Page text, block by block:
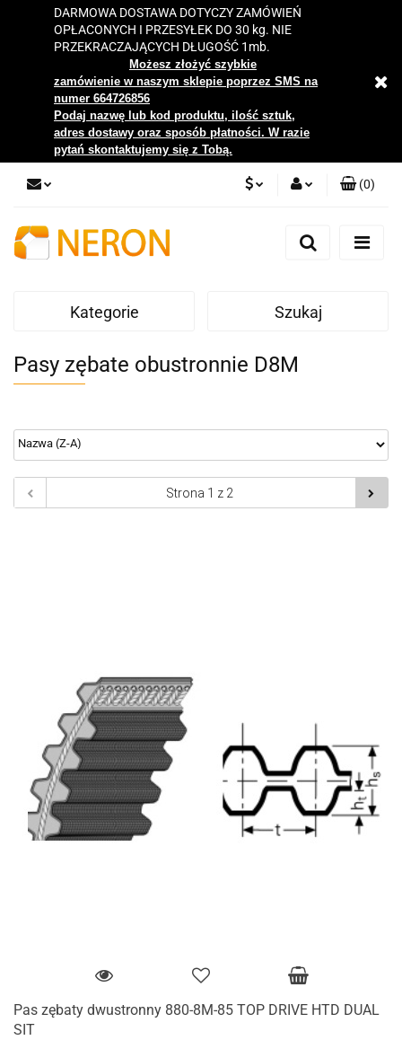
DARMOWA DOSTAWA DOTYCZY ZAMÓWIEŃ
OPŁACONYCH I PRZESYŁEK DO 30 kg. NIE
PRZEKRACZAJĄCYCH DŁUGOŚĆ 1mb.
Możesz złożyć szybkie
zamówienie w naszym sklepie poprzez SMS na
numer 664726856
Podaj nazwę lub kod produktu, ilość sztuk,
adres dostawy oraz sposób płatności. W razie
pytań skontaktujemy się z Tobą.
Zaloguj się
Zgody cookies
(0)
Kategorie Szukaj
Pasy zębate obustronnie D8M
Pas zębaty dwustronny 880-8M-85 TOP DRIVE HTD DUAL
SIT